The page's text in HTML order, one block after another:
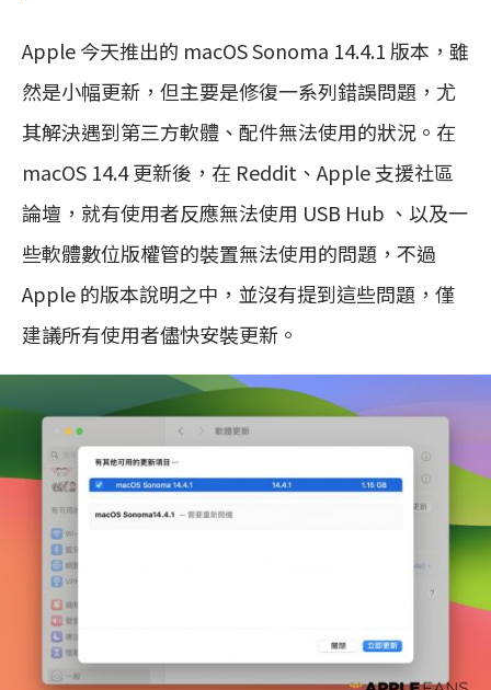
Apple 今天推出的 macOS Sonoma 14.4.1 版本，雖
然是小幅更新，但主要是修復一系列錯誤問題，尤
其解決遇到第三方軟體、配件無法使用的狀況。在
macOS 14.4 更新後，在 Reddit、Apple 支援社區
論壇，就有使用者反應無法使用 USB Hub 、以及一
些軟體數位版權管的裝置無法使用的問題，不過
Apple 的版本說明之中，並沒有提到這些問題，僅
建議所有使用者儘快安裝更新。